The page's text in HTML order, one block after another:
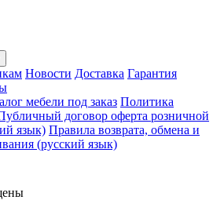
Новости Доставка Гарантия
мебели под заказ Политика
договор оферта розничной
язык) Правила возврата, обмена и
(русский язык)